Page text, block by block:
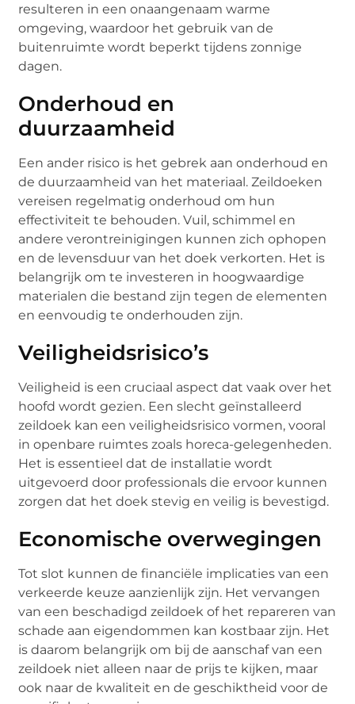
resulteren in een onaangenaam warme
omgeving, waardoor het gebruik van de
buitenruimte wordt beperkt tijdens zonnige
dagen.
Onderhoud en
duurzaamheid
Een ander risico is het gebrek aan onderhoud en
de duurzaamheid van het materiaal. Zeildoeken
vereisen regelmatig onderhoud om hun
effectiviteit te behouden. Vuil, schimmel en
andere verontreinigingen kunnen zich ophopen
en de levensduur van het doek verkorten. Het is
belangrijk om te investeren in hoogwaardige
materialen die bestand zijn tegen de elementen
en eenvoudig te onderhouden zijn.
Veiligheidsrisico’s
Veiligheid is een cruciaal aspect dat vaak over het
hoofd wordt gezien. Een slecht geïnstalleerd
zeildoek kan een veiligheidsrisico vormen, vooral
in openbare ruimtes zoals horeca-gelegenheden.
Het is essentieel dat de installatie wordt
uitgevoerd door professionals die ervoor kunnen
zorgen dat het doek stevig en veilig is bevestigd.
Economische overwegingen
Tot slot kunnen de financiële implicaties van een
verkeerde keuze aanzienlijk zijn. Het vervangen
van een beschadigd zeildoek of het repareren van
schade aan eigendommen kan kostbaar zijn. Het
is daarom belangrijk om bij de aanschaf van een
zeildoek niet alleen naar de prijs te kijken, maar
ook naar de kwaliteit en de geschiktheid voor de